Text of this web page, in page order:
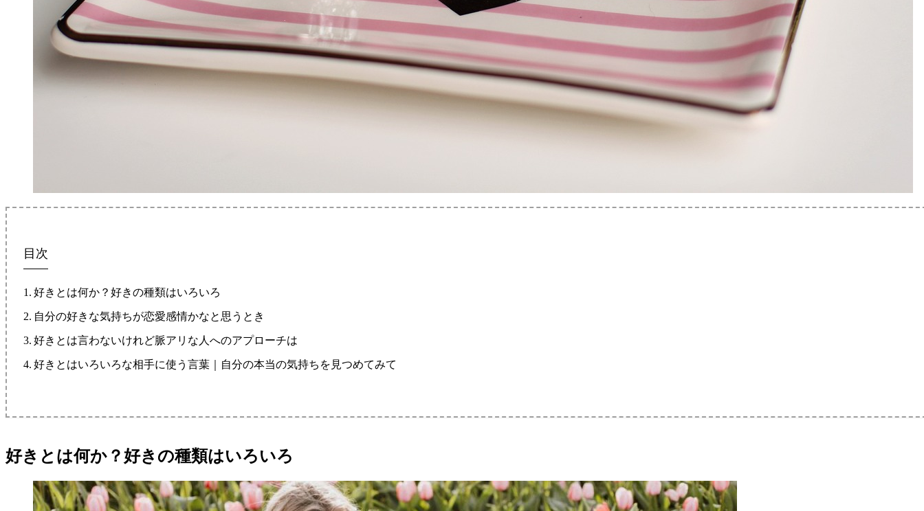
目次
好きとは何か？好きの種類はいろいろ
自分の好きな気持ちが恋愛感情かなと思うとき
好きとは言わないけれど脈アリな人へのアプローチは
好きとはいろいろな相手に使う言葉｜自分の本当の気持ちを見つめてみて
好きとは何か？好きの種類はいろいろ